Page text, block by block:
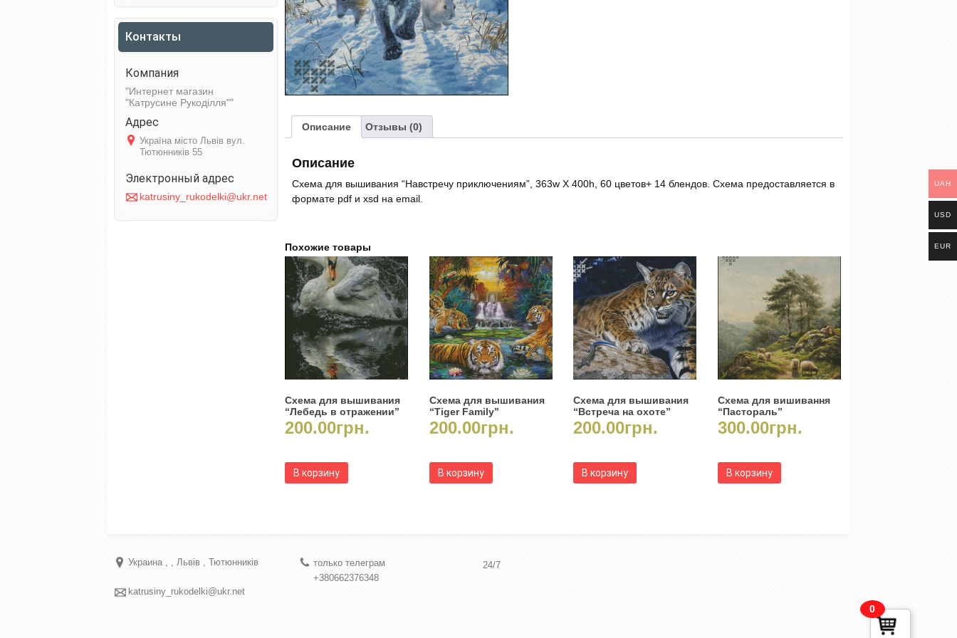
Описание Отзывы (0)
Описание
Схема для вышивания “Навстречу приключениям”, 363w X 400h, 60 цветов+ 14 блендов. Схема предоставляется в
формате pdf и xsd на email.
Похожие товары
Схема для вышивания
“Лебедь в отражении”
200.00грн.
В корзину
Схема для вышивания
“Tiger Family”
200.00грн.
В корзину
Схема для вышивания
“Встреча на охоте”
200.00грн.
В корзину
Схема для вишивання
“Пастораль”
300.00грн.
В корзину
Контакты
Интернет магазин
"Катрусине Рукоділля"
Україна місто Львів вул.
Тютюнників 55
katrusiny_rukodelki@ukr.net
Украина Львів Тютюнників
katrusiny_rukodelki@ukr.net
только телеграм
+380662376348
24/7
UAH
USD
EUR
0